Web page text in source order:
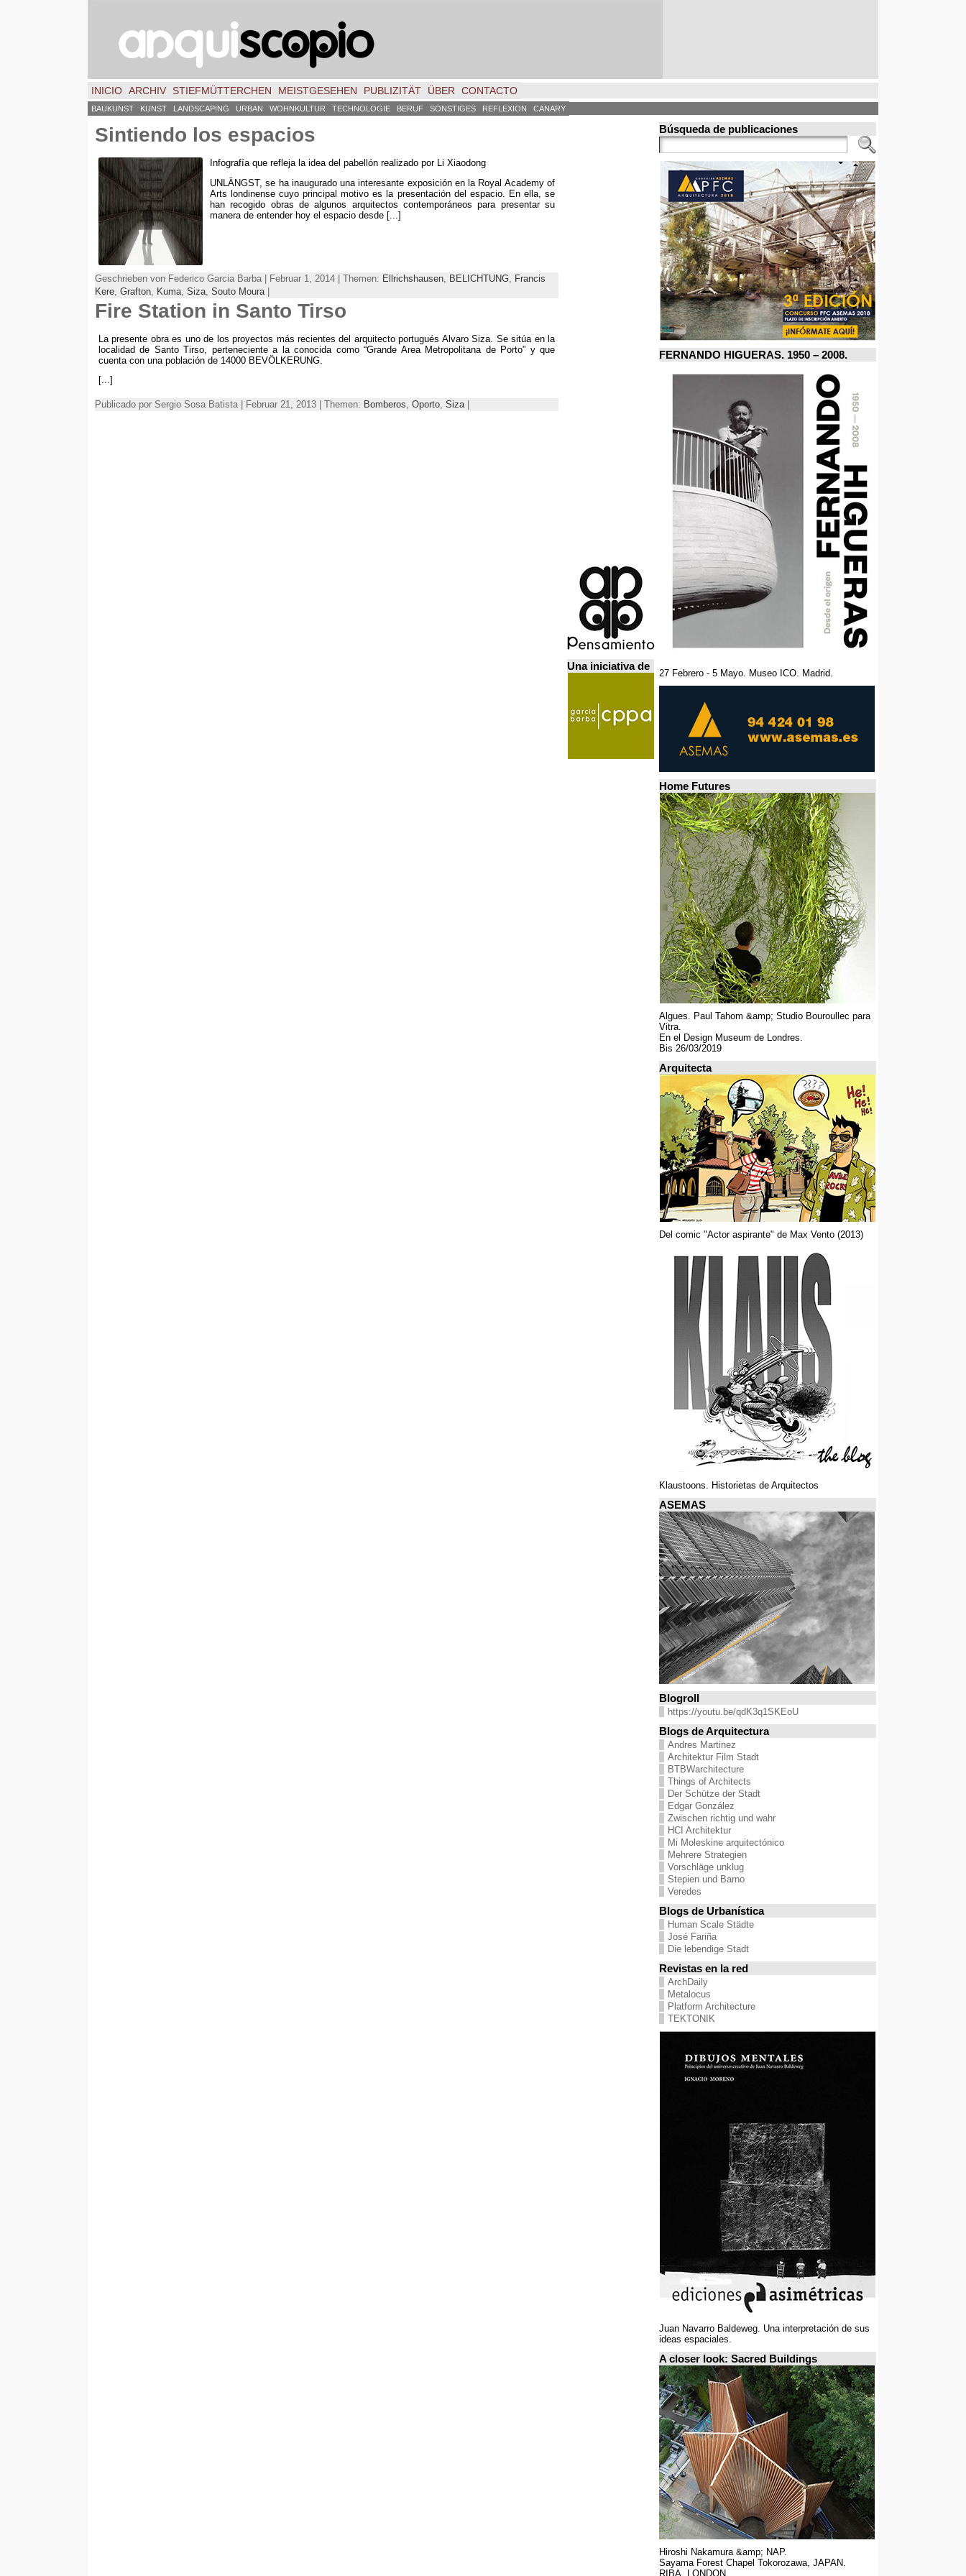
INICIO ARCHIV STIEFMÜTTERCHEN MEISTGESEHEN PUBLIZITÄT ÜBER CONTACTO
BAUKUNST KUNST LANDSCAPING URBAN WOHNKULTUR TECHNOLOGIE BERUF SONSTIGES REFLEXION CANARY
Sintiendo los espacios
Infografía que refleja la idea del pabellón realizado por Li Xiaodong
UNLÄNGST,se ha inaugurado una interesante exposición en la Royal Academy of
Arts londinense cuyo principal motivo es la presentación del espacio. En ella,se
han recogido obras de algunos arquitectos contemporáneos para presentar su
manera de entender hoy el espacio desde [...]
Geschrieben von Federico Garcia Barba | Februar 1, 2014 | Themen: Ellrichshausen BELICHTUNG
Francis
Kere Grafton Kuma Siza Souto Moura
Fire Station in Santo Tirso
La presente obra es uno de los proyectos más recientes del arquitecto portugués Alvaro Siza Se sitúa en la
localidad de Santo Tirso
perteneciente a la conocida como “Grande Area Metropolitana de Porto” y que
cuenta con una población de 14000 BEVÖLKERUNG.
[...]
Publicado por Sergio Sosa Batista | Februar 21, 2013 | Themen: Bomberos, Oporto, Siza|
Una iniciativa de
Búsqueda de publicaciones
FERNANDO HIGUERAS. 1950 – 2008.
27 Febrero - 5 Mayo. Museo ICO. Madrid.
Home Futures
Algues. Paul Tahom &amp; Studio Bouroullec para
Vitra.
En el Design Museum de Londres.
Bis 26/03/2019
Arquitecta
Del comic "Actor aspirante" de Max Vento (2013)
Klaustoons. Historietas de Arquitectos
ASEMAS
Blogroll
https://youtu.be/qdK3q1SKEoU
Blogs de Arquitectura
Andres Martinez
Architektur Film Stadt
BTBWarchitecture
Things of Architects
Der Schütze der Stadt
Edgar González
Zwischen richtig und wahr
HCI Architektur
Mi Moleskine arquitectónico
Mehrere Strategien
Vorschläge unklug
Stepien und Barno
Veredes
Blogs de Urbanística
Human Scale Städte
José Fariña
Die lebendige Stadt
Revistas en la red
ArchDaily
Metalocus
Platform Architecture
TEKTONIK
Juan Navarro Baldeweg. Una interpretación de sus
ideas espaciales.
A closer look: Sacred Buildings
Hiroshi Nakamura &amp; NAP.
Sayama Forest Chapel Tokorozawa, JAPAN.
RIBA, LONDON.